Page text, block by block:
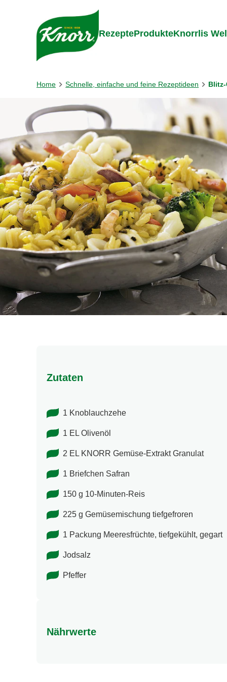
Gehe zu:
RezepteProdukteKnorrlis
Home Schnelle, einfache und feine Rezeptideen
Zutaten
1 Knoblauchzehe
1 EL Olivenöl
2 EL KNORR Gemüse-Extrakt Granulat
1 Briefchen Safran
150 g 10-Minuten-Reis
225 g Gemüsemischung tiefgefroren
1 Packung Meeresfrüchte, tiefgekühlt, gegart
Jodsalz
Pfeffer
Nährwerte